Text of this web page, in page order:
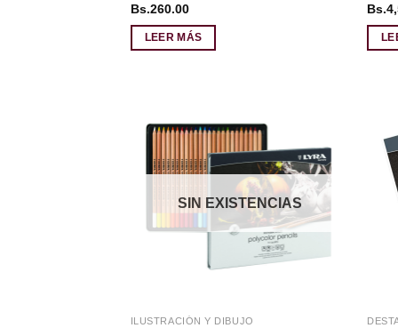
Bs.260.00
LEER MÁS
Bs.
a la
lista de
deseos
SIN EXISTENCIAS
ILUSTRACIÓN Y DIBUJO